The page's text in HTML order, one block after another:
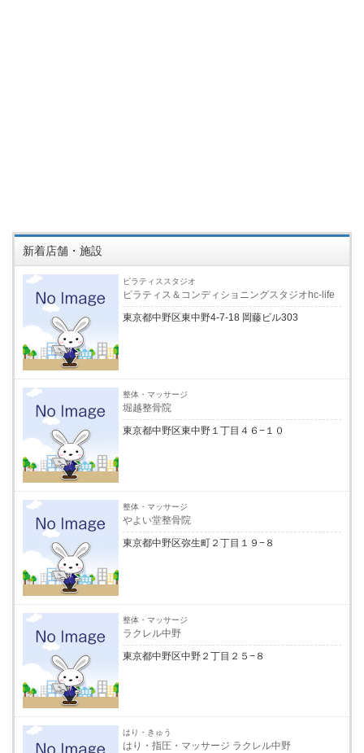
新着店舗・施設
ピラティススタジオ
ピラティス＆コンディショニングスタジオhc-life
東京都中野区東中野4-7-18 岡藤ビル303
整体・マッサージ
堀越整骨院
東京都中野区東中野１丁目４６−１０
整体・マッサージ
やよい堂整骨院
東京都中野区弥生町２丁目１９−８
整体・マッサージ
ラクレル中野
東京都中野区中野２丁目２５−８
はり・きゅう
はり・指圧・マッサージ ラクレル中野